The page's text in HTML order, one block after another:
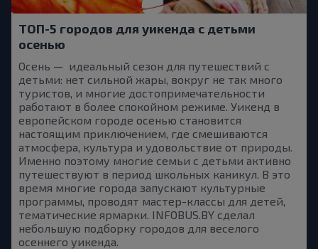
ТОП-5 городов для уикенда с детьми
осенью
Осень — идеальный сезон для путешествий с
детьми: нет сильной жары, вокруг не так много
туристов, и многие достопримечательности
работают в более спокойном режиме. Уикенд в
европейском городе осенью становится
настоящим приключением, где смешиваются
атмосфера, культура и удовольствие от природы.
Именно поэтому многие семьи с детьми активно
путешествуют в период школьных каникул. В это
время многие города запускают культурные
программы, проводят мастер-классы для детей,
тематические ярмарки. INFOBUS.BY сделал
небольшую подборку городов для веселого
осеннего уикенда.